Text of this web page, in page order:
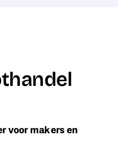
makers en
je in tegen